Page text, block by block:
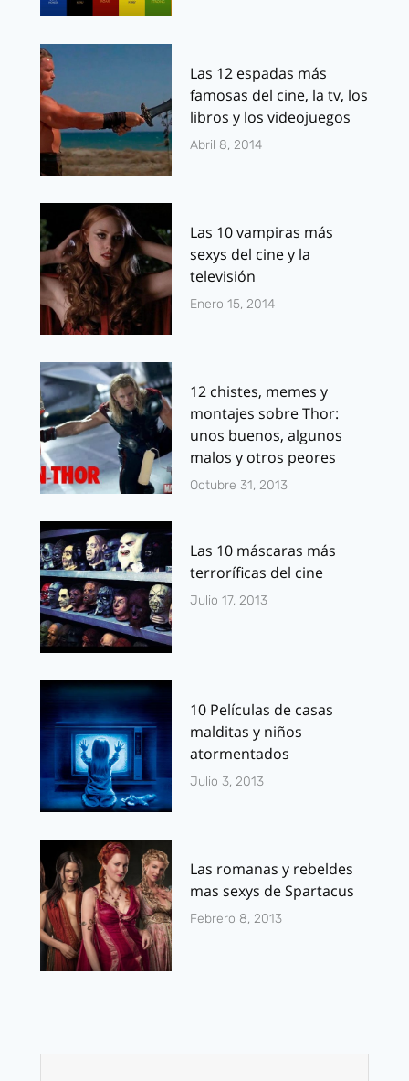
Las 12 espadas más
famosas del cine, la tv, los
libros y los videojuegos
Abril 8, 2014
Las 10 vampiras más
sexys del cine y la
televisión
Enero 15, 2014
12 chistes, memes y
montajes sobre Thor:
unos buenos, algunos
malos y otros peores
Octubre 31, 2013
Las 10 máscaras más
terroríficas del cine
Julio 17, 2013
10 Películas de casas
malditas y niños
atormentados
Julio 3, 2013
Las romanas y rebeldes
mas sexys de Spartacus
Febrero 8, 2013